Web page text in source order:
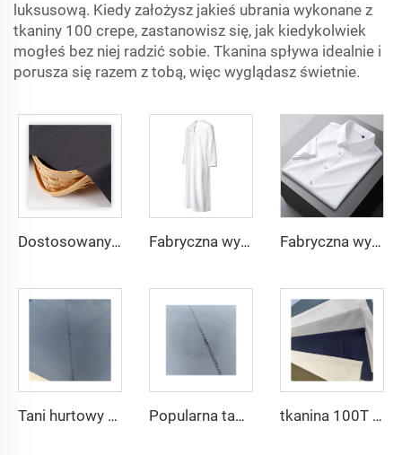
luksusową. Kiedy założysz jakieś ubrania wykonane z
tkaniny 100 crepe, zastanowisz się, jak kiedykolwiek
mogłeś bez niej radzić sobie. Tkanina spływa idealnie i
porusza się razem z tobą, więc wyglądasz świetnie.
Dostosowany materiał TR o lekkiej wadze, wygodny w użyciu dla mieszkańców Środkowego Wschodu w różnych kolorach, jednolity materiał twill na koszule i szaty Fabryczna wysoka jakość materiału TR twill dla męskich szat ze Środkowego Wschodu, lekka waga Fabryczna wysoka jakość materiału TR twill jednolitego dla męskich szat ze Środkowego Wschodu, lekka waga
Tani hurtowy mikrofibrowy materiał arabski na thobe dla mężczyzn z poliestru Toyobo koszula arabska Popularna tania tkanina arabska na thobe dla koszuli i spodni z poliestru Toyobo mikrofibrowa tkanina 100T Woven Plain mikrofibrowa Tkanina Poliestrowa Toyobo Tkanina Arabska Thobe